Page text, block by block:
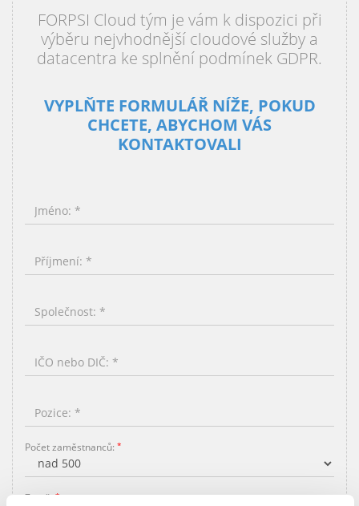
FORPSI Cloud tým je vám k dispozici při
výběru nejvhodnější cloudové služby a
datacentra ke splnění podmínek GDPR.
VYPLŇTE FORMULÁŘ NÍŽE, POKUD
CHCETE, ABYCHOM VÁS
KONTAKTOVALI
Počet zaměstnanců:
Země: